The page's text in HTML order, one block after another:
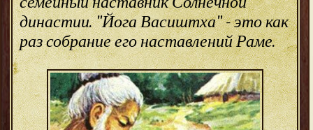
династии. "Йога Васиштха" - это как
раз собрание его наставлений Раме.